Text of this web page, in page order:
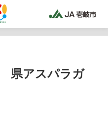
県アスパラガ